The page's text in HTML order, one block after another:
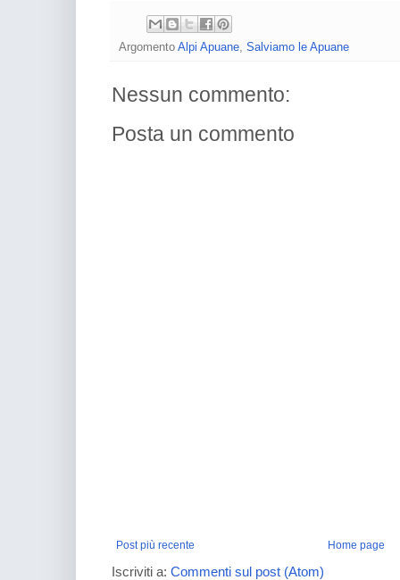
Argomento Alpi Apuane Salviamo le Apuane
Nessun commento:
Posta un commento
Post più recente Home page
Iscriviti a: Commenti sul post (Atom)